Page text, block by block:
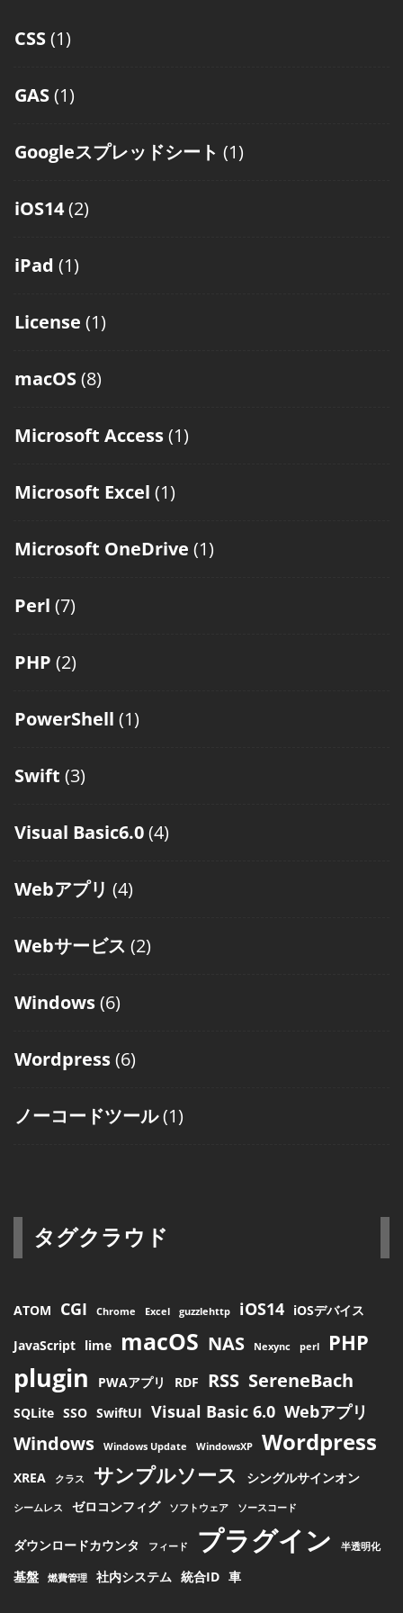
CSS(1)
GAS(1)
Googleスプレッドシート (1)
iOS14(2)
iPad (1)
License (1)
macOS(8)
Microsoft Access(1)
Microsoft Excel (1)
Microsoft OneDrive (1)
Perl (7)
PHP (2)
PowerShell (1)
Swift (3)
Visual Basic6.0(4)
Webアプリ (4)
Webサービス (2)
Windows(6)
Wordpress(6)
ノーコードツール(1)
タグクラウド
ATOM CGI Chrome Excel guzzlehttp iOS14 iOSデバイス
JavaScript lime macOS NAS Nexync perl PHP
plugin PWAアプリ RDF RSS SereneBach
SQLite SSO SwiftUI Visual Basic 6.0 Webアプリ
Windows Windows Update WindowsXP Wordpress
XREA クラス サンプルソース シングルサインオン
シームレス ゼロコンフィグ ソフトウェア ソースコード
ダウンロードカウンタ フィード プラグイン 半透明化
基盤 燃費管理 社内システム 統合ID 車